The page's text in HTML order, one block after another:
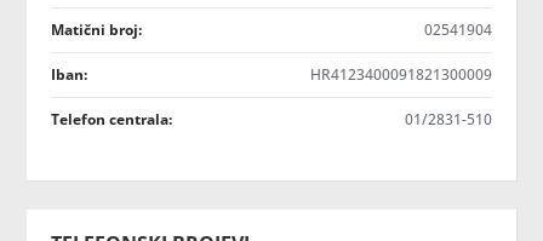
Matični broj: 02541904
Iban: HR4123400091821300009
Telefon centrala: 01/2831-510